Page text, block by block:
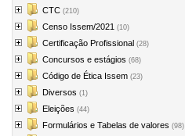
CTC (210)
Censo Issem/2021 (10)
Certificação Profissional (28)
Concursos e estágios (68)
Código de Ética Issem (23)
Diversos (1)
Eleições (44)
Formulários e Tabelas de valores (98)